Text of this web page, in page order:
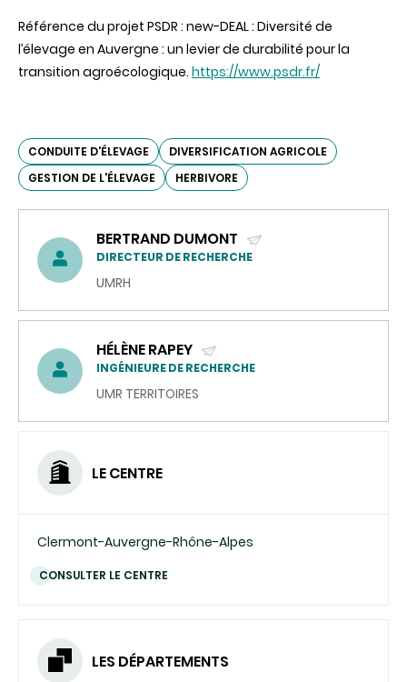
Référence du projet PSDR : new-DEAL : Diversité de
l’élevage en Auvergne : un levier de durabilité pour la
transition agroécologique. https://www.psdr.fr/
CONDUITE D'ÉLEVAGE
DIVERSIFICATION AGRICOLE
GESTION DE L'ÉLEVAGE
HERBIVORE
BERTRAND DUMONT
(ENVOYER
UN
DIRECTEUR DE RECHERCHE
UMRH
HÉLÈNE RAPEY
(ENVOYER
UN
INGÉNIEURE DE RECHERCHE
UMR TERRITOIRES
LE CENTRE
Clermont-Auvergne-Rhône-Alpes
CONSULTER LE CENTRE
LES DÉPARTEMENTS